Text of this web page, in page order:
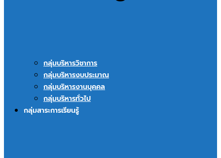
กลุ่มบริหารวิชาการ
กลุ่มบริหารงบประมาณ
กลุ่มบริหารงานบุคคล
กลุ่มบริหารทั่วไป
กลุ่มสาระการเรียนรู้